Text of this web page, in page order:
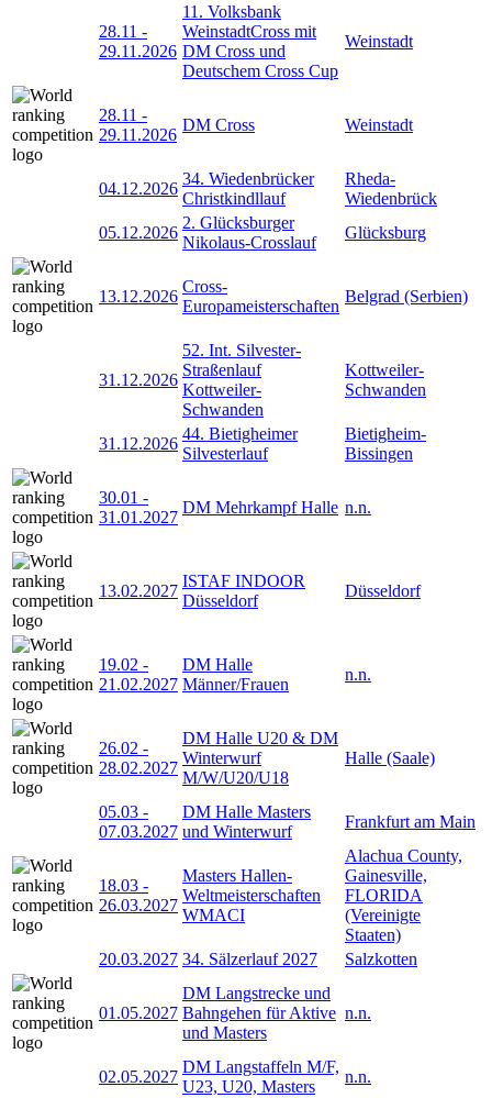
28.11 -
29.11.2026
11. Volksbank
WeinstadtCross mit
DM Cross und
Deutschem Cross Cup
Weinstadt
28.11 -
29.11.2026
DM Cross Weinstadt
04.12.2026
34. Wiedenbrücker
Christkindllauf
Rheda-
Wiedenbrück
05.12.2026
2. Glücksburger
Nikolaus-Crosslauf
Glücksburg
13.12.2026
Cross-
Europameisterschaften
Belgrad (Serbien)
31.12.2026
52. Int. Silvester-
Straßenlauf
Kottweiler-
Schwanden
Kottweiler-
Schwanden
31.12.2026
44. Bietigheimer
Silvesterlauf
Bietigheim-
Bissingen
30.01 -
31.01.2027
DM Mehrkampf Halle n.n.
13.02.2027
ISTAF INDOOR
Düsseldorf
Düsseldorf
19.02 -
21.02.2027
DM Halle
Männer/Frauen
n.n.
26.02 -
28.02.2027
DM Halle U20 & DM
Winterwurf
M/W/U20/U18
Halle (Saale)
05.03 -
07.03.2027
DM Halle Masters
und Winterwurf
Frankfurt am Main
18.03 -
26.03.2027
Masters Hallen-
Weltmeisterschaften
WMACI
Alachua County,
Gainesville,
FLORIDA
(Vereinigte
Staaten)
20.03.2027 34. Sälzerlauf 2027 Salzkotten
01.05.2027
DM Langstrecke und
Bahngehen für Aktive
und Masters
n.n.
02.05.2027
DM Langstaffeln M/F,
U23, U20, Masters
n.n.